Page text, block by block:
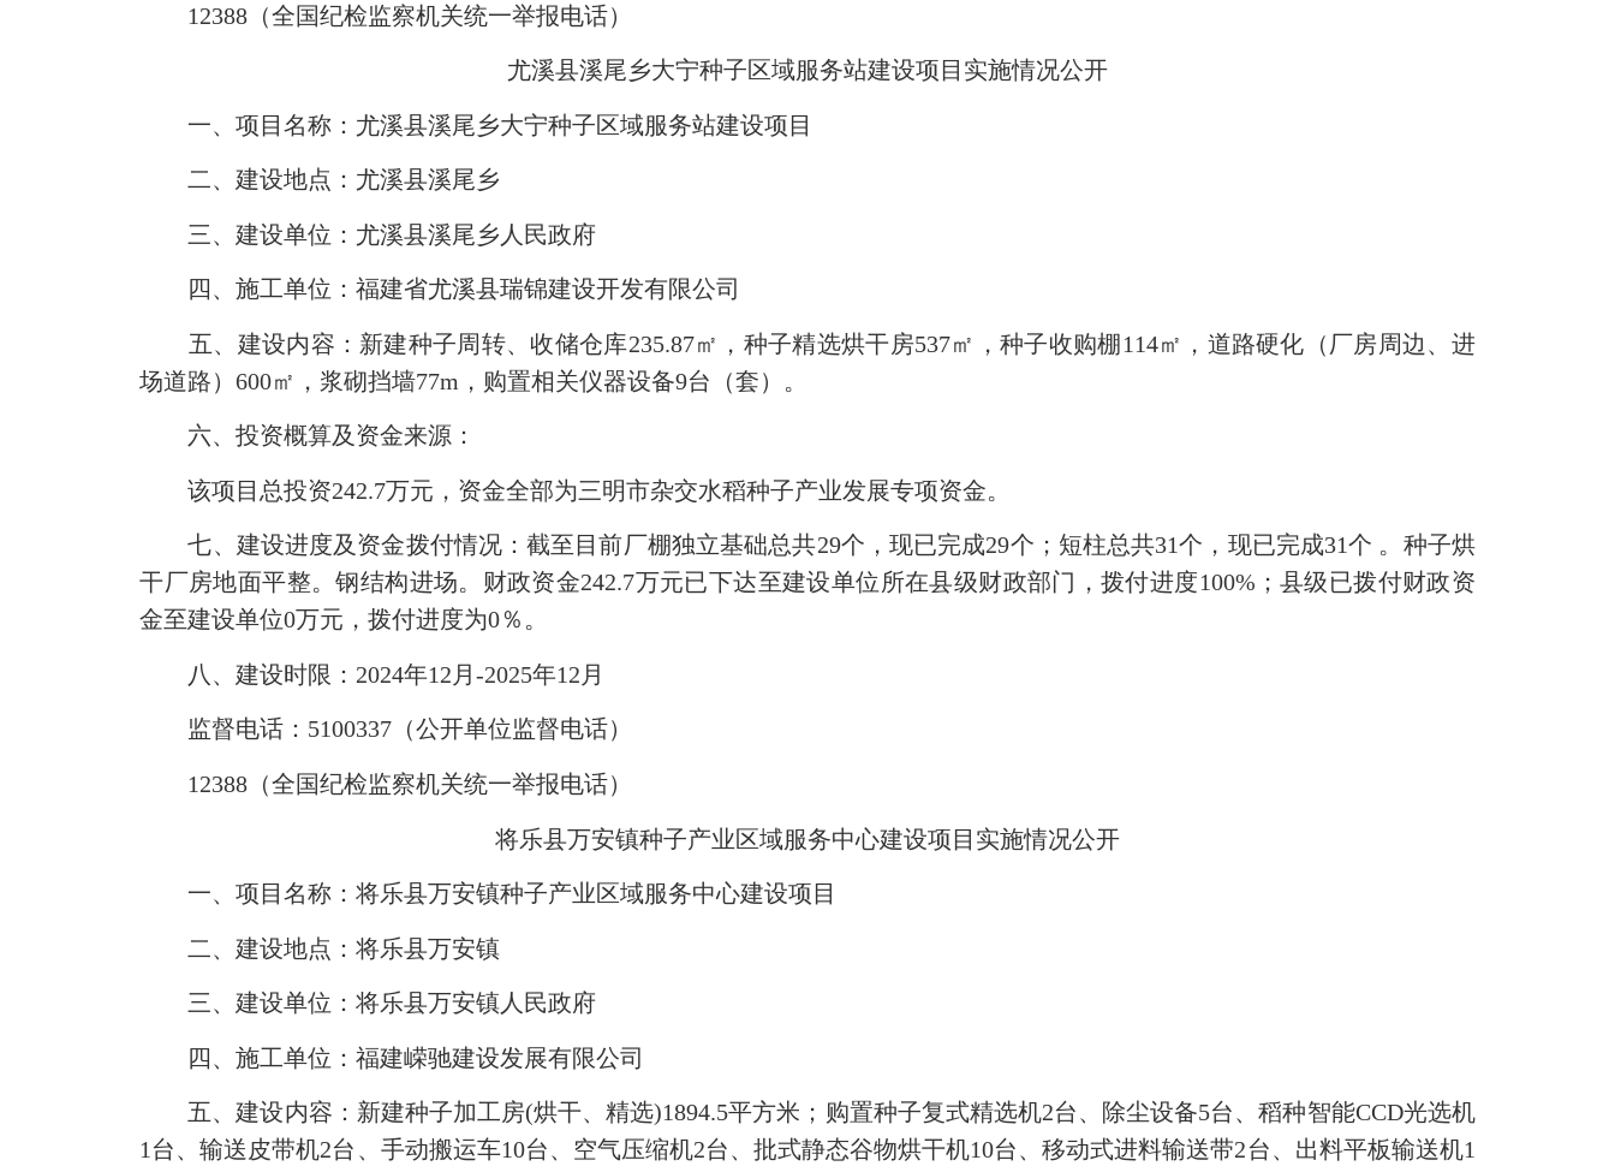
12388（全国纪检监察机关统一举报电话）
尤溪县溪尾乡大宁种子区域服务站建设项目实施情况公开
一、项目名称：尤溪县溪尾乡大宁种子区域服务站建设项目
二、建设地点：尤溪县溪尾乡
三、建设单位：尤溪县溪尾乡人民政府
四、施工单位：福建省尤溪县瑞锦建设开发有限公司
五、建设内容：新建种子周转、收储仓库235.87㎡，种子精选烘干房537㎡，种子收购棚114㎡，道路硬化（厂房周边、进
场道路）600㎡，浆砌挡墙77m，购置相关仪器设备9台（套）。
六、投资概算及资金来源：
该项目总投资242.7万元，资金全部为三明市杂交水稻种子产业发展专项资金。
七、建设进度及资金拨付情况：截至目前厂棚独立基础总共29个，现已完成29个；短柱总共31个，现已完成31个 。种子烘
干厂房地面平整。钢结构进场。财政资金242.7万元已下达至建设单位所在县级财政部门，拨付进度100%；县级已拨付财政资
金至建设单位0万元，拨付进度为0％。
八、建设时限：2024年12月-2025年12月
监督电话：5100337（公开单位监督电话）
12388（全国纪检监察机关统一举报电话）
将乐县万安镇种子产业区域服务中心建设项目实施情况公开
一、项目名称：将乐县万安镇种子产业区域服务中心建设项目
二、建设地点：将乐县万安镇
三、建设单位：将乐县万安镇人民政府
四、施工单位：福建嵘驰建设发展有限公司
五、建设内容：新建种子加工房(烘干、精选)1894.5平方米；购置种子复式精选机2台、除尘设备5台、稻种智能CCD光选机
1台、输送皮带机2台、手动搬运车10台、空气压缩机2台、批式静态谷物烘干机10台、移动式进料输送带2台、出料平板输送机1